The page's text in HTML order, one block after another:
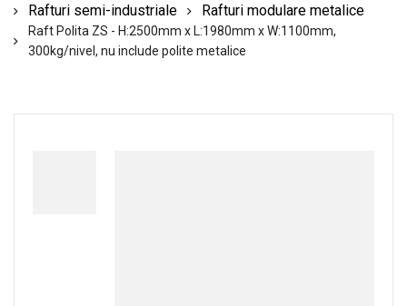
Rafturi semi-industriale
Rafturi modulare metalice
Raft Polita ZS - H:2500mm x L:1980mm x W:1100mm,
300kg/nivel, nu include polite metalice